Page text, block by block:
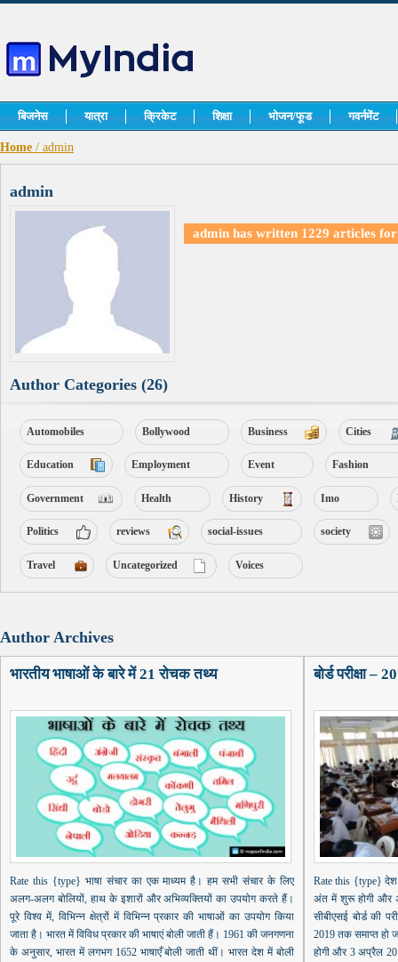
बिजनेस यात्रा क्रिकेट शिक्षा भोजन/फूड गवर्नमेंट
Home / admin
admin
admin has written 1229 articles for
Author Categories (26)
Automobiles Bollywood Business Cities
Education Employment Event Fashion
Government Health History Imo
Politics reviews social-issues society
Travel Uncategorized Voices
Author Archives
भारतीय भाषाओं के बारे में 21 रोचक तथ्य
Rate this {type} भाषा संचार का एक माध्यम है। हम सभी संचार के लिए
अलग-अलग बोलियों, हाथ के इशारों और अभिव्यक्तियों का उपयोग करते हैं।
पूरे विश्व में, विभिन्न क्षेत्रों में विभिन्न प्रकार की भाषाओं का उपयोग किया
जाता है। भारत में विविध प्रकार की भाषाएं बोली जाती हैं। 1961 की जनगणना
के अनुसार, भारत में लगभग 1652 भाषाएँ बोली जाती थीं। भारत देश में बोली
बोर्ड परीक्षा –
Rate this {type} देश
अंत में शुरू होगी और
सीबीएसई बोर्ड की
2019 तक समाप्त हो
होगी और 3 अप्रैल